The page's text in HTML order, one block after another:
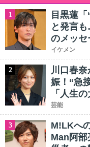
1
目黒蓮
と発言
のメッセ
イケメン
2
川口春
娠！“急
「人生の
芸能
3
M!LKへ
Man阿部